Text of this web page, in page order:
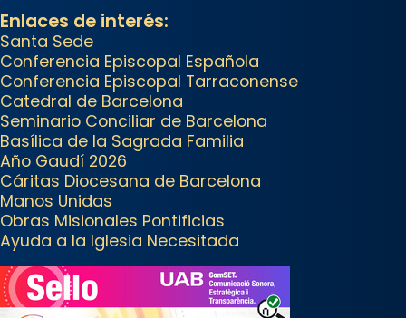
Foto
View on Facebook
Arquebisbat de Barcelona
Catedral de Barcelona.
2 weeks ago
Aquest dilluns, 27 de juliol, ha
tingut lloc la missa d’acció de
gràcies en agraïment al comitè
organitzador de la visita
apostòlica del Sant Pare Lleó XIV
a Barcelona, i als col·laboradors,
a la Catedral de Barcelona.
Enlaces de interés:
Santa Sede
Conferencia Episcopal Española
Conferencia Episcopal Tarraconense
Catedral de Barcelona
Seminario Conciliar de Barcelona
Basílica de la Sagrada Familia
Año Gaudí 2026
Cáritas Diocesana de Barcelona
Manos Unidas
Obras Misionales Pontificias
Ayuda a la Iglesia Necesitada